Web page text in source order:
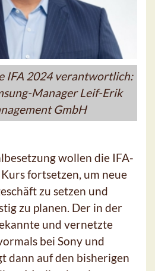
IFA 2024 verantwortlich:
Manager Leif-Erik
GmbH
wollen die IFA-
fortsetzen, um neue
zu setzen und
zu planen. Der in der
und vernetzte
bei Sony und
dann auf den bisherigen